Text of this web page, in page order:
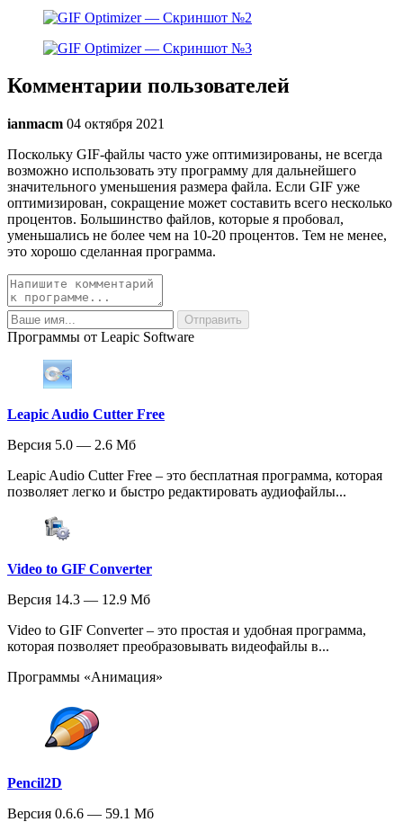
Комментарии пользователей
ianmacm 04 октября 2021
Поскольку GIF-файлы часто уже оптимизированы, не всегда
возможно использовать эту программу для дальнейшего
значительного уменьшения размера файла. Если GIF уже
оптимизирован, сокращение может составить всего несколько
процентов. Большинство файлов, которые я пробовал,
уменьшались не более чем на 10-20 процентов. Тем не менее,
это хорошо сделанная программа.
Программы от Leapic Software
Leapic Audio Cutter Free
Версия 5.0 — 2.6 Мб
Leapic Audio Cutter Free – это бесплатная программа, которая
позволяет легко и быстро редактировать аудиофайлы...
Video to GIF Converter
Версия 14.3 — 12.9 Мб
Video to GIF Converter – это простая и удобная программа,
которая позволяет преобразовывать видеофайлы в...
Программы «Анимация»
Pencil2D
Версия 0.6.6 — 59.1 Мб